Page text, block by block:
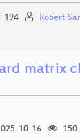
194 Robert
matrix
10-16 150